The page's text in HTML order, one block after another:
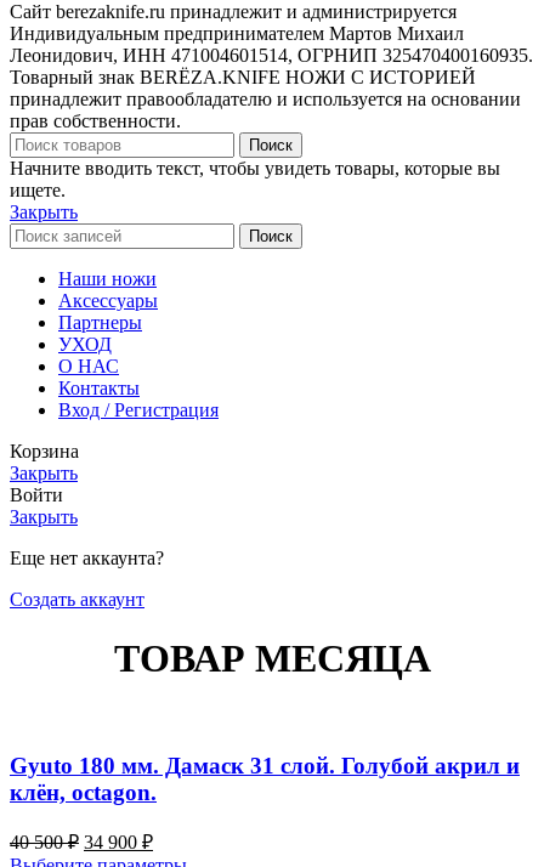
Сайт berezaknife.ru принадлежит и администрируется
Индивидуальным предпринимателем Мартов Михаил
Леонидович, ИНН 471004601514, ОГРНИП 325470400160935.
Товарный знак BERËZA.KNIFE НОЖИ С ИСТОРИЕЙ
принадлежит правообладателю и используется на основании
прав собственности.
Поиск
Начните вводить текст, чтобы увидеть товары, которые вы
ищете.
Закрыть
Поиск
Наши ножи
Аксессуары
Партнеры
УХОД
О НАС
Контакты
Вход / Регистрация
Корзина
Закрыть
Войти
Закрыть
Еще нет аккаунта?
Создать аккаунт
ТОВАР МЕСЯЦА
Gyuto 180 мм. Дамаск 31 слой. Голубой акрил и
клён, octagon.
40 500₽ Первоначальная
цена
34 900 ₽Текущая
цена: